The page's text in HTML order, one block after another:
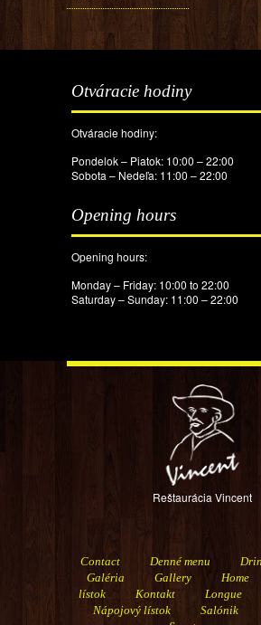
Otváracie hodiny
Otváracie hodiny:
Pondelok – Piatok: 10:00 – 22:00
Sobota – Nedeľa: 11:00 – 22:00
Opening hours
Opening hours:
Monday – Friday: 10:00 to 22:00
Saturday – Sunday: 11:00 – 22:00
Reštaurácia Vincent
Contact Denné menu
Galéria
Gallery Home
lístok
Kontakt Longue
Nápojový lístok
Salónik